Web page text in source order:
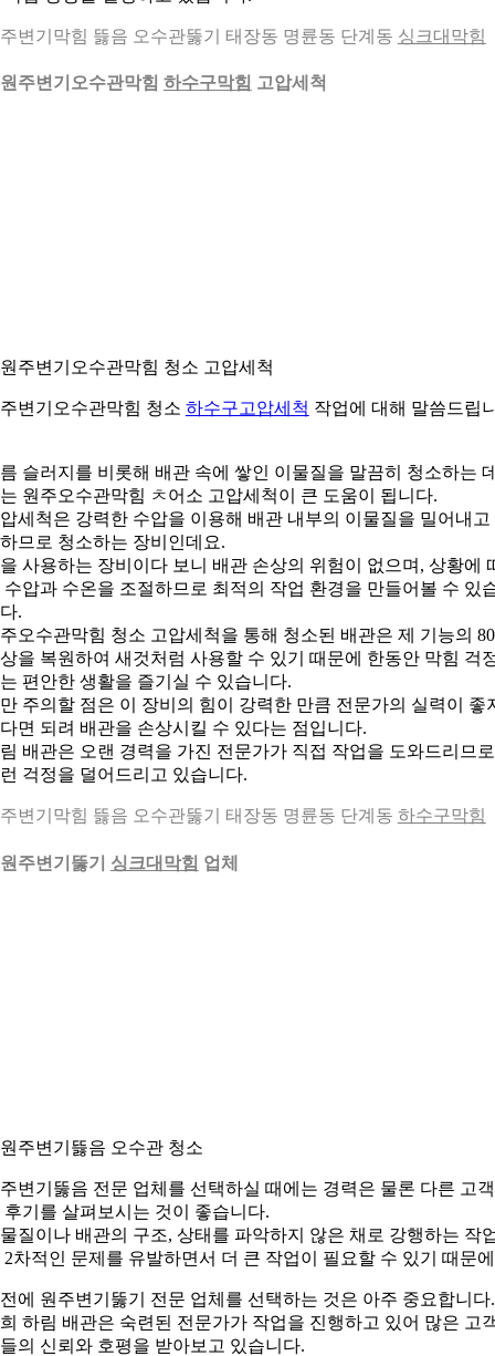
변기막힘 뜷음 오수관뚫기 태장동 명륜동 단계동 싱크대막힘
주변기오수관막힘 하수구막힘 고압세척
주변기오수관막힘 청소 고압세척
변기오수관막힘 청소 하수구고압세척 작업에 대해 말씀드립
슬러지를 비롯해 배관 속에 쌓인 이물질을 말끔히 청소하는
원주오수관막힘 ㅊ어소 고압세척이 큰 도움이 됩니다.
세척은 강력한 수압을 이용해 배관 내부의 이물질을 밀어내고
므로 청소하는 장비인데요.
사용하는 장비이다 보니 배관 손상의 위험이 없으며, 상황에
수압과 수온을 조절하므로 최적의 작업 환경을 만들어볼 수 있
.
오수관막힘 청소 고압세척을 통해 청소된 배관은 제 기능의
을 복원하여 새것처럼 사용할 수 있기 때문에 한동안 막힘 걱
편안한 생활을 즐기실 수 있습니다.
주의할 점은 이 장비의 힘이 강력한 만큼 전문가의 실력이 좋
면 되려 배관을 손상시킬 수 있다는 점입니다.
배관은 오랜 경력을 가진 전문가가 직접 작업을 도와드리므로
걱정을 덜어드리고 있습니다.
변기막힘 뜷음 오수관뚫기 태장동 명륜동 단계동 하수구막힘
주변기뚫기 싱크대막힘 업체
주변기뜷음 오수관 청소
변기뚫음 전문 업체를 선택하실 때에는 경력은 물론 다른 고
후기를 살펴보시는 것이 좋습니다.
질이나 배관의 구조, 상태를 파악하지 않은 채로 강행하는 작
2차적인 문제를 유발하면서 더 큰 작업이 필요할 수 있기 때문에
에 원주변기뚫기 전문 업체를 선택하는 것은 아주 중요합니다.
하림 배관은 숙련된 전문가가 작업을 진행하고 있어 많은 고
의 신뢰와 호평을 받아보고 있습니다.